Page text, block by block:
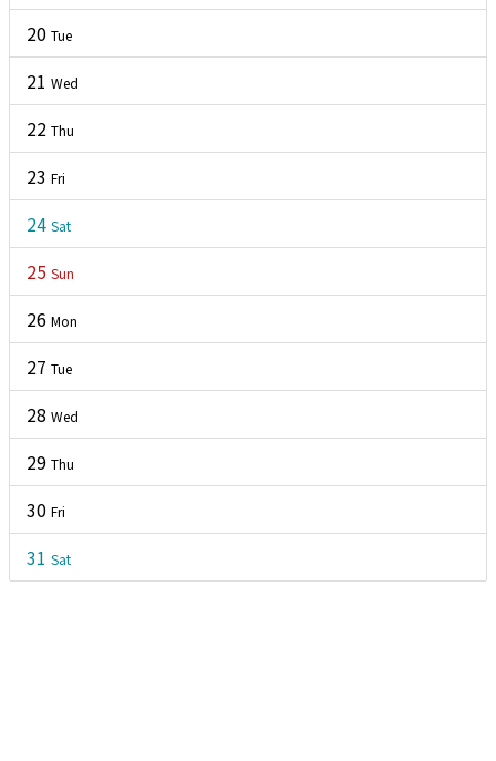
MEMBER MENU
20 Tue
21 Wed
22 Thu
23 Fri
24 Sat
25 Sun
26 Mon
27 Tue
28 Wed
29 Thu
30 Fri
31 Sat